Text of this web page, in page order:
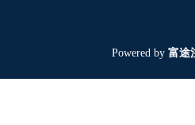
Powered by 富途